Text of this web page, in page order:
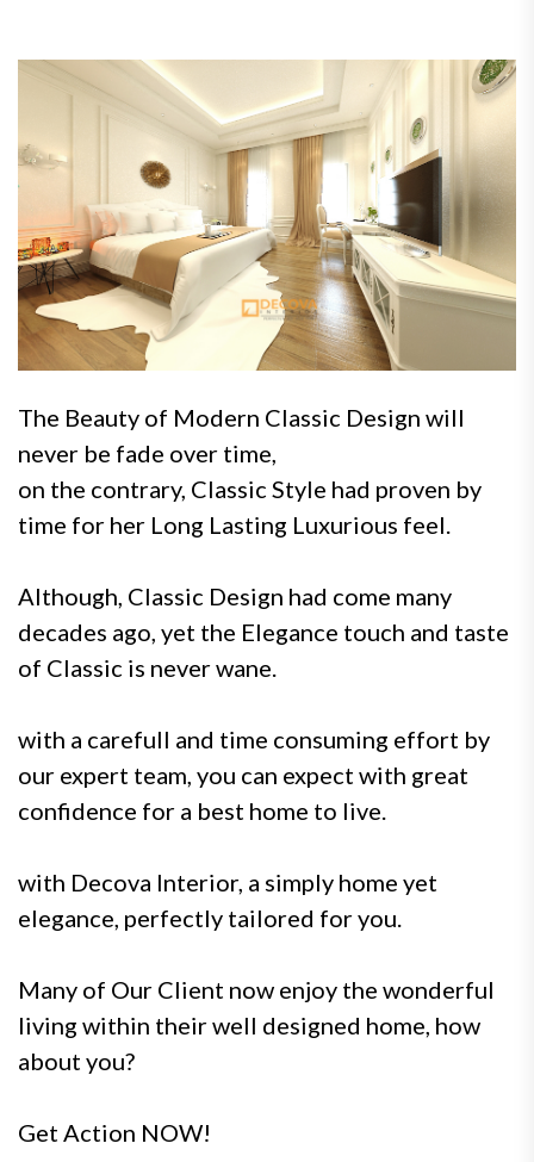
The Beauty of Modern Classic Design will
never be fade over time,
on the contrary, Classic Style had proven by
time for her Long Lasting Luxurious feel.
Although, Classic Design had come many
decades ago, yet the Elegance touch and taste
of Classic is never wane.
with a carefull and time consuming effort by
our expert team, you can expect with great
confidence for a best home to live.
with Decova Interior, a simply home yet
elegance, perfectly tailored for you.
Many of Our Client now enjoy the wonderful
living within their well designed home, how
about you?
Get Action NOW!